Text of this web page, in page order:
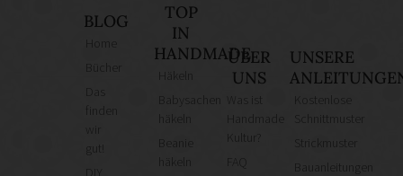
BLOG
finden
gut!
TOP
IN
HANDMADE
häkeln
ÜBER
UNS
Was ist
Kultur?
UNSERE
Kostenlose
Schnittmuster
Strickmuster
Bauanleitungen